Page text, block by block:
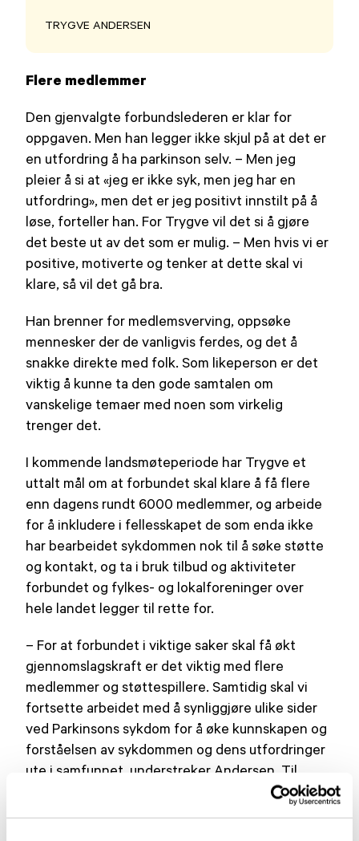
TRYGVE ANDERSEN
Flere medlemmer
Den gjenvalgte forbundslederen er klar for
oppgaven. Men han legger ikke skjul på at det er
en utfordring å ha parkinson selv. – Men jeg
pleier å si at «jeg er ikke syk, men jeg har en
utfordring», men det er jeg positivt innstilt på å
løse, forteller han. For Trygve vil det si å gjøre
det beste ut av det som er mulig. – Men hvis vi er
positive, motiverte og tenker at dette skal vi
klare, så vil det gå bra.
Han brenner for medlemsverving, oppsøke
mennesker der de vanligvis ferdes, og det å
snakke direkte med folk. Som likeperson er det
viktig å kunne ta den gode samtalen om
vanskelige temaer med noen som virkelig
trenger det.
I kommende landsmøteperiode har Trygve et
uttalt mål om at forbundet skal klare å få flere
enn dagens rundt 6000 medlemmer, og arbeide
for å inkludere i fellesskapet de som enda ikke
har bearbeidet sykdommen nok til å søke støtte
og kontakt, og ta i bruk tilbud og aktiviteter
forbundet og fylkes- og lokalforeninger over
hele landet legger til rette for.
– For at forbundet i viktige saker skal få økt
gjennomslagskraft er det viktig med flere
medlemmer og støttespillere. Samtidig skal vi
fortsette arbeidet med å synliggjøre ulike sider
ved Parkinsons sykdom for å øke kunnskapen og
forståelsen av sykdommen og dens utfordringer
ute i samfunnet, understreker Andersen. Til
vervekampanje med mål om flere medlemmer.